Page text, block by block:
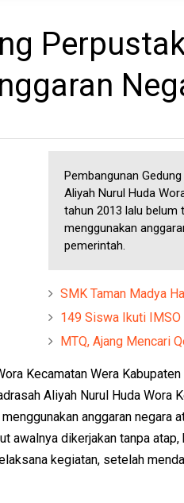
Pembangunan
Aliyah Nurul Huda
tahun 2013 lalu belum
menggunakan
pemerintah.
SMK Taman Madya
149 Siswa Ikuti IMSO
MTQ, Ajang Mencari
Kecamatan Wera
Aliyah Nurul Huda Wora
anggaran negara
awalnya dikerjakan tanpa
kegiatan, setelah